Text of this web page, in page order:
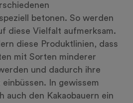
betonen. So werden
diese Vielfalt aufmerksam.
diese Produktlinien, dass
mit Sorten minderer
und dadurch ihre
In gewissem
auch den Kakaobauern ein